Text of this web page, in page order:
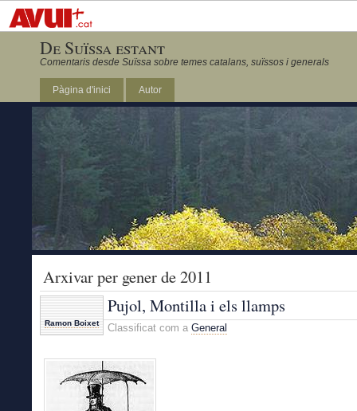
De Suïssa estant
Comentaris desde Suïssa sobre temes catalans, suïssos i generals
Pàgina d'inici Autor
Arxivar per gener de 2011
Ramon Boixet
Pujol, Montilla i els llamps
Classificat com a General